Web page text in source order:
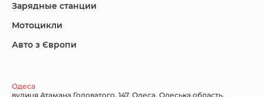
Nissan
Зарядные станции
Мотоцикли
Авто з Європи
Одеса
вулиця Атамана Головатого, 147, Одеса, Одеська область,